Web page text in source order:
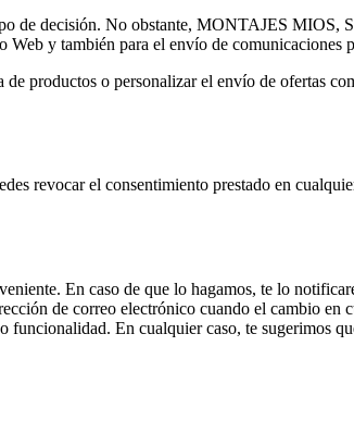
de decisión. No obstante, MONTAJES MIOS,
y también para el envío de comunicaciones
productos o personalizar el envío de ofertas
revocar el consentimiento prestado en
En caso de que lo hagamos, te lo
de correo electrónico cuando el cambio en
En cualquier caso, te sugerimos